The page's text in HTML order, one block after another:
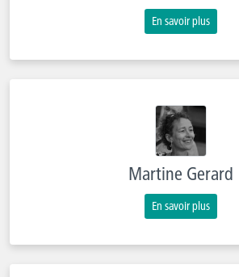
En savoir plus
Martine Gerard
En savoir plus